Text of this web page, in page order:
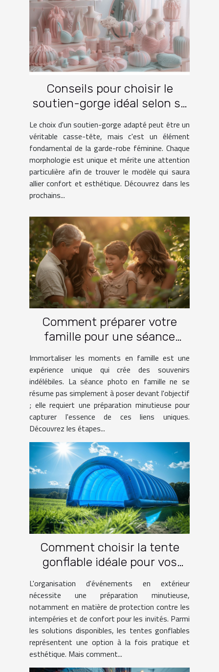
Conseils pour choisir le
soutien-gorge idéal selon sa
Le choix d'un soutien-gorge adapté peut être un
véritable casse-tête, mais c'est un élément
fondamental de la garde-robe féminine. Chaque
morphologie est unique et mérite une attention
particulière afin de trouver le modèle qui saura
allier confort et esthétique. Découvrez dans les
prochains...
Comment préparer votre
famille pour une séance
Immortaliser les moments en famille est une
expérience unique qui crée des souvenirs
indélébiles. La séance photo en famille ne se
résume pas simplement à poser devant l'objectif
; elle requiert une préparation minutieuse pour
capturer l'essence de ces liens uniques.
Découvrez les étapes...
Comment choisir la tente
gonflable idéale pour vos
L'organisation d'événements en extérieur
nécessite une préparation minutieuse,
notamment en matière de protection contre les
intempéries et de confort pour les invités. Parmi
les solutions disponibles, les tentes gonflables
représentent une option à la fois pratique et
esthétique. Mais comment...